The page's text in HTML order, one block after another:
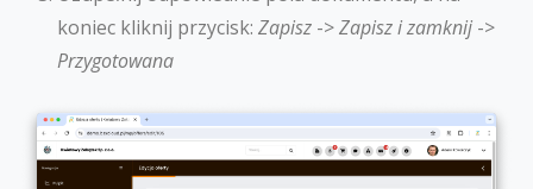
koniec kliknij przycisk: Zapisz ->Zapisz i zamknij ->
Przygotowana